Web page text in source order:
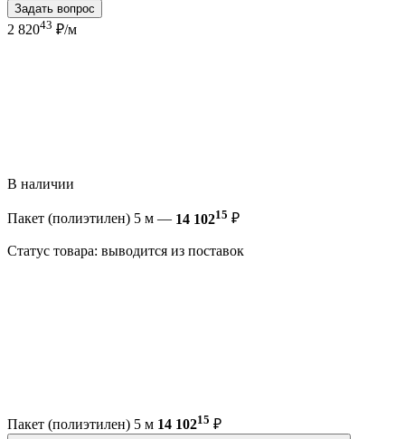
Задать вопрос
2 82043 ₽/м
В наличии
Пакет (полиэтилен) 5 м — 14 10215 ₽
Статус товара: выводится из поставок
Пакет (полиэтилен) 5 м 14 10215 ₽